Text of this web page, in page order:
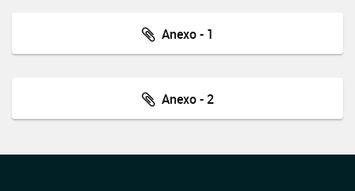
Anexo - 1
Anexo - 2